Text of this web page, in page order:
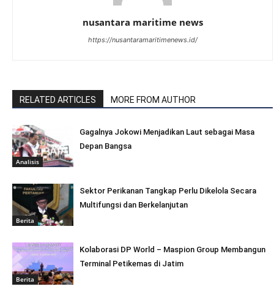
nusantara maritime news
https://nusantaramaritimenews.id/
RELATED ARTICLES MORE FROM AUTHOR
Analisis
Gagalnya Jokowi Menjadikan Laut sebagai Masa
Depan Bangsa
Berita
Sektor Perikanan Tangkap Perlu Dikelola Secara
Multifungsi dan Berkelanjutan
Berita
Kolaborasi DP World – Maspion Group Membangun
Terminal Petikemas di Jatim